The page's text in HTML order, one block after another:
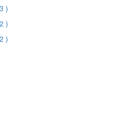
)
)
)